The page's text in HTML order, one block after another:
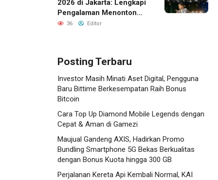
2026 di Jakarta: Lengkapi
Pengalaman Menonton
dengan Menginap Lebih
36 Editor
Posting Terbaru
Investor Masih Minati Aset Digital, Pengguna
Baru Bittime Berkesempatan Raih Bonus
Bitcoin
Cara Top Up Diamond Mobile Legends dengan
Cepat & Aman di Gamezi
Maujual Gandeng AXIS, Hadirkan Promo
Bundling Smartphone 5G Bekas Berkualitas
dengan Bonus Kuota hingga 300 GB
Perjalanan Kereta Api Kembali Normal, KAI